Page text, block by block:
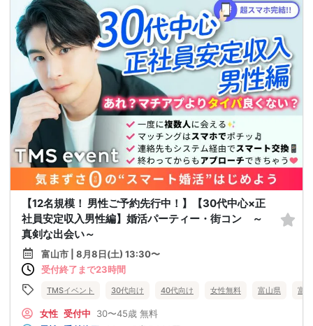
【12名規模！ 男性ご予約先行中！】【30代中心×正
社員安定収入男性編】婚活パーティー・街コン ～
真剣な出会い～
富山市 | 8月8日(土) 13:30〜
受付終了まで23時間
TMSイベント 30代向け 40代向け 女性無料 富山県 富
女性 受付中 30〜45歳 無料